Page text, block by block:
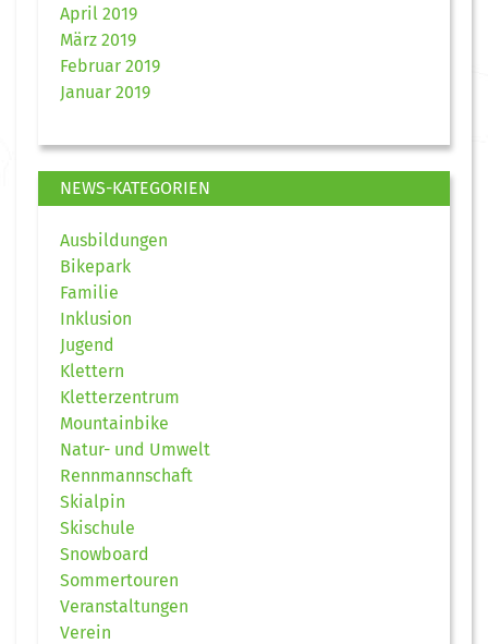
April 2019
März 2019
Februar 2019
Januar 2019
NEWS-KATEGORIEN
Ausbildungen
Bikepark
Familie
Inklusion
Jugend
Klettern
Kletterzentrum
Mountainbike
Natur- und Umwelt
Rennmannschaft
Skialpin
Skischule
Snowboard
Sommertouren
Veranstaltungen
Verein